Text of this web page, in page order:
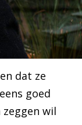
dat ze
goed
zeggen wil